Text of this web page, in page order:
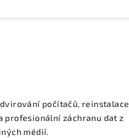
počítačů, reinstalace
profesionální záchranu dat z
médií.